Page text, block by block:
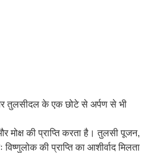
तुलसीदल के एक छोटे से अर्पण से भी
मोक्ष की प्राप्ति करता है। तुलसी पूजन,
की प्राप्ति का आशीर्वाद मिलता